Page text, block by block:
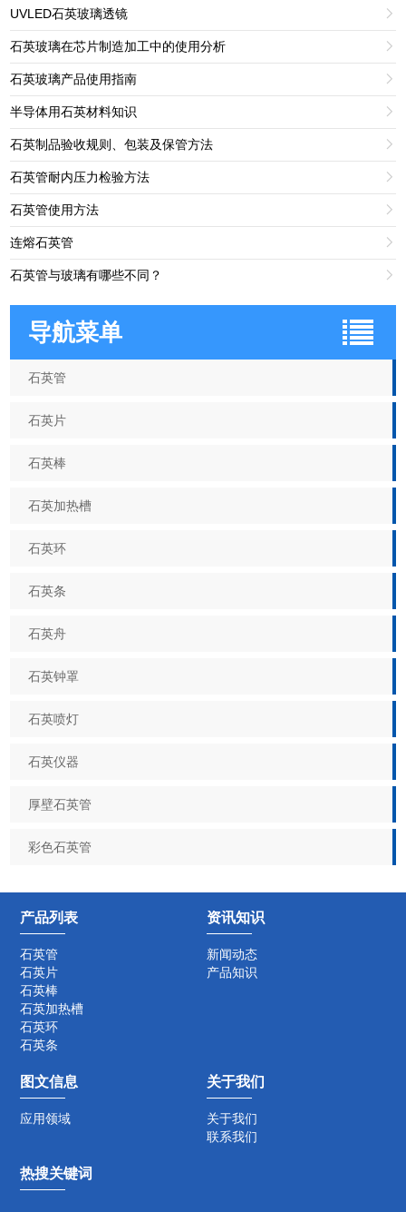
UVLED石英玻璃透镜 
石英玻璃在芯片制造加工中的使用分析 
石英玻璃产品使用指南 
半导体用石英材料知识 
石英制品验收规则、包装及保管方法 
石英管耐内压力检验方法 
石英管使用方法 
连熔石英管 
石英管与玻璃有哪些不同？ 
导航菜单
石英管
石英片
石英棒
石英加热槽
石英环
石英条
石英舟
石英钟罩
石英喷灯
石英仪器
厚壁石英管
彩色石英管
产品列表
石英管
石英片
石英棒
石英加热槽
石英环
石英条
资讯知识
新闻动态
产品知识
图文信息
应用领域
关于我们
关于我们
联系我们
热搜关键词